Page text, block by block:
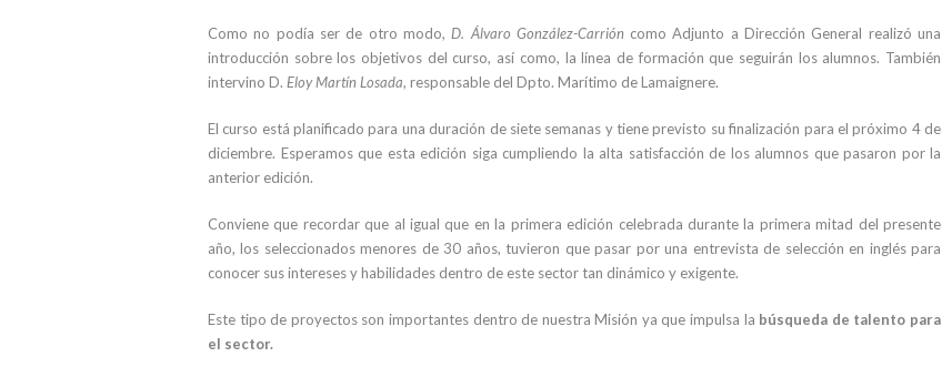
Como no podía ser de otro modo,D. Álvaro González-Carrión como Adjunto a Dirección General realizó una
introducción sobre los objetivos del curso, así como, la línea de formación que seguirán los alumnos. También
intervino D. Eloy Martín Losada, responsable del Dpto. Marítimo de Lamaignere.
El curso está planificado para una duración de siete semanas y tiene previsto su finalización para el próximo 4 de
diciembre. Esperamos que esta edición siga cumpliendo la alta satisfacción de los alumnos que pasaron por la
anterior edición.
Conviene que recordar que al igual que en la primera edición celebrada durante la primera mitad del presente
año, los seleccionados menores de 30 años, tuvieron que pasar por una entrevista de selección en inglés para
conocer sus intereses y habilidades dentro de este sector tan dinámico y exigente.
Este tipo de proyectos son importantes dentro de nuestra Misión ya que impulsa la búsqueda de talento para
el sector.